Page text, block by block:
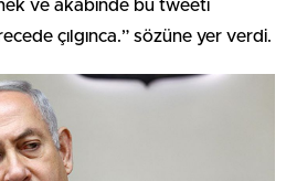
ve akabinde bu tweeti
çılgınca.” sözüne yer verdi.